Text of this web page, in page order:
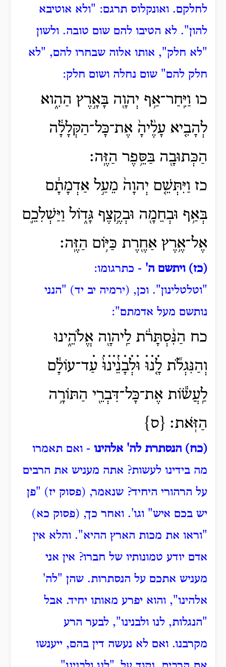
לחלקם. ואונקלוס תרגם: "ולא אוטיבא
להון". לא הטיבו להם שום טובה. ולשון
"לא חלק", אותו אלוה שבחרו להם, "לא
חלק להם" שום נחלה ושום חלק:
כו וַיִּֽחַר־אַ֥ף יְהוָ֖ה בָּאָ֣רֶץ הַהִ֑וא
לְהָבִ֤יא עָלֶ֨יהָ֙ אֶת־כָּל־הַקְּלָלָ֔ה
הַכְּתוּבָ֖ה בַּסֵּ֥פֶר הַזֶּֽה׃
כז וַיִּתְּשֵׁ֤ם יְהוָה֙ מֵעַ֣ל אַדְמָתָ֔ם
בְּאַ֥ף וּבְחֵמָ֖ה וּבְקֶ֣צֶף גָּד֑וֹל וַיַּשְׁלִכֵ֛ם
אֶל־אֶ֥רֶץ אַחֶ֖רֶת כַּיּ֥וֹם הַזֶּֽה׃
(כז) ויתשם ה' - כתרגומו:
"וטלטלינון". וכן, (ירמיה יב יד) "הנני
נותשם מעל אדמתם":
כח הַנִּ֨סְתָּרֹ֔ת לַֽיהוָ֖ה אֱלֹהֵ֑ינוּ
וְהַנִּגְלֹ֞ת לָ֤ׄנׄוּׄ וּׄלְׄבָׄנֵ֨ׄיׄנׄוּ֙ׄ עַׄד־עוֹלָ֔ם
לַֽעֲשׂ֕וֹת אֶת־כָּל־דִּבְרֵ֖י הַתּוֹרָ֥ה
הַזֹּֽאת׃ {ס}
(כח) הנסתרת לה' אלהינו - ואם תאמרו
מה בידינו לעשות? אתה מעניש את הרבים
על הרהורי היחיד? שנאמר, (פסוק יז) "פן
יש בכם איש" וגו'. ואחר כך, (פסוק כא)
"וראו את מכות הארץ ההיא". והלא אין
אדם יודע טמונותיו של חברו? אין אני
מעניש אתכם על הנסתרות. שהן "לה'
אלהינו", והוא יפרע מאותו יחיד. אבל
"הנגלות, לנו ולבנינו", לבער הרע
מקרבנו. ואם לא נעשה דין בהם, ייענשו